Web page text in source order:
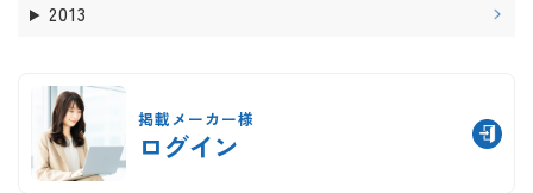
2013
掲載メーカー様
ログイン